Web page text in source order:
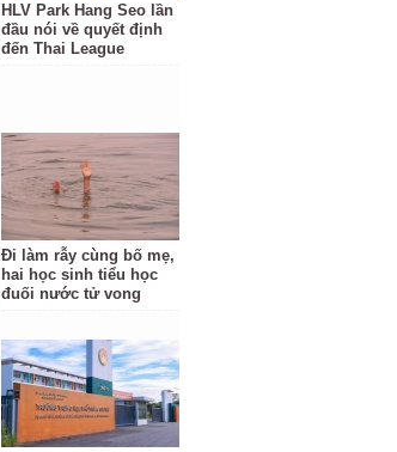
HLV Park Hang Seo lần
đầu nói về quyết định
đến Thai League
Đi làm rẫy cùng bố mẹ,
hai học sinh tiểu học
đuối nước tử vong